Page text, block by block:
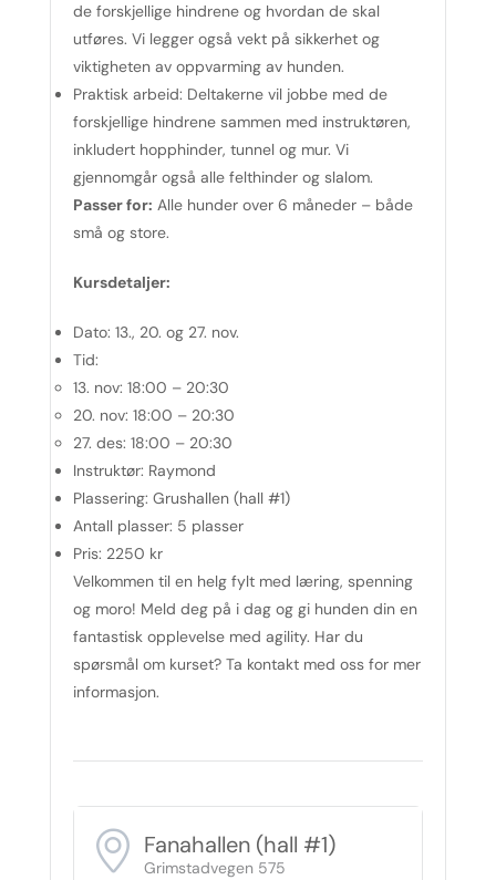
de forskjellige hindrene og hvordan de skal
utføres. Vi legger også vekt på sikkerhet og
viktigheten av oppvarming av hunden.
Praktisk arbeid: Deltakerne vil jobbe med de
forskjellige hindrene sammen med instruktøren,
inkludert hopphinder, tunnel og mur. Vi
gjennomgår også alle felthinder og slalom.
Passer for: Alle hunder over 6 måneder – både
små og store.
Kursdetaljer:
Dato: 13., 20. og 27. nov.
Tid:
13. nov: 18:00 – 20:30
20. nov: 18:00 – 20:30
27. des: 18:00 – 20:30
Instruktør: Raymond
Plassering: Grushallen (hall #1)
Antall plasser: 5 plasser
Pris: 2250 kr
Velkommen til en helg fylt med læring, spenning
og moro! Meld deg på i dag og gi hunden din en
fantastisk opplevelse med agility. Har du
spørsmål om kurset? Ta kontakt med oss for mer
informasjon.
Fanahallen (hall #1)
Grimstadvegen 575